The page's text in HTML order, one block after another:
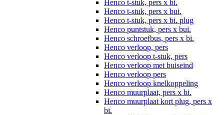
Henco t-stuk, pers x bi.
Henco t-stuk, pers x bui.
Henco t-stuk, pers x bi. plug
Henco puntstuk, pers x bui.
Henco schroefbus, pers x bi.
Henco verloop, pers
Henco verloop t-stuk, pers
Henco verloop met buiseind
Henco verloop pers
Henco verloop knelkoppeling
Henco muurplaat, pers x bi.
Henco muurplaat kort plug, pers x
bi.